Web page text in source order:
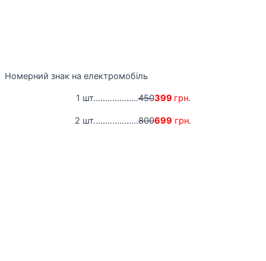
Номерний знак на електромобіль
1 шт...................450399 грн.
2 шт...................800699 грн.